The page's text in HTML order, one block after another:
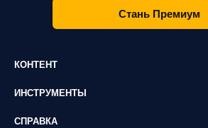
Стань Премиум
КОНТЕНТ
ИНСТРУМЕНТЫ
СПРАВКА